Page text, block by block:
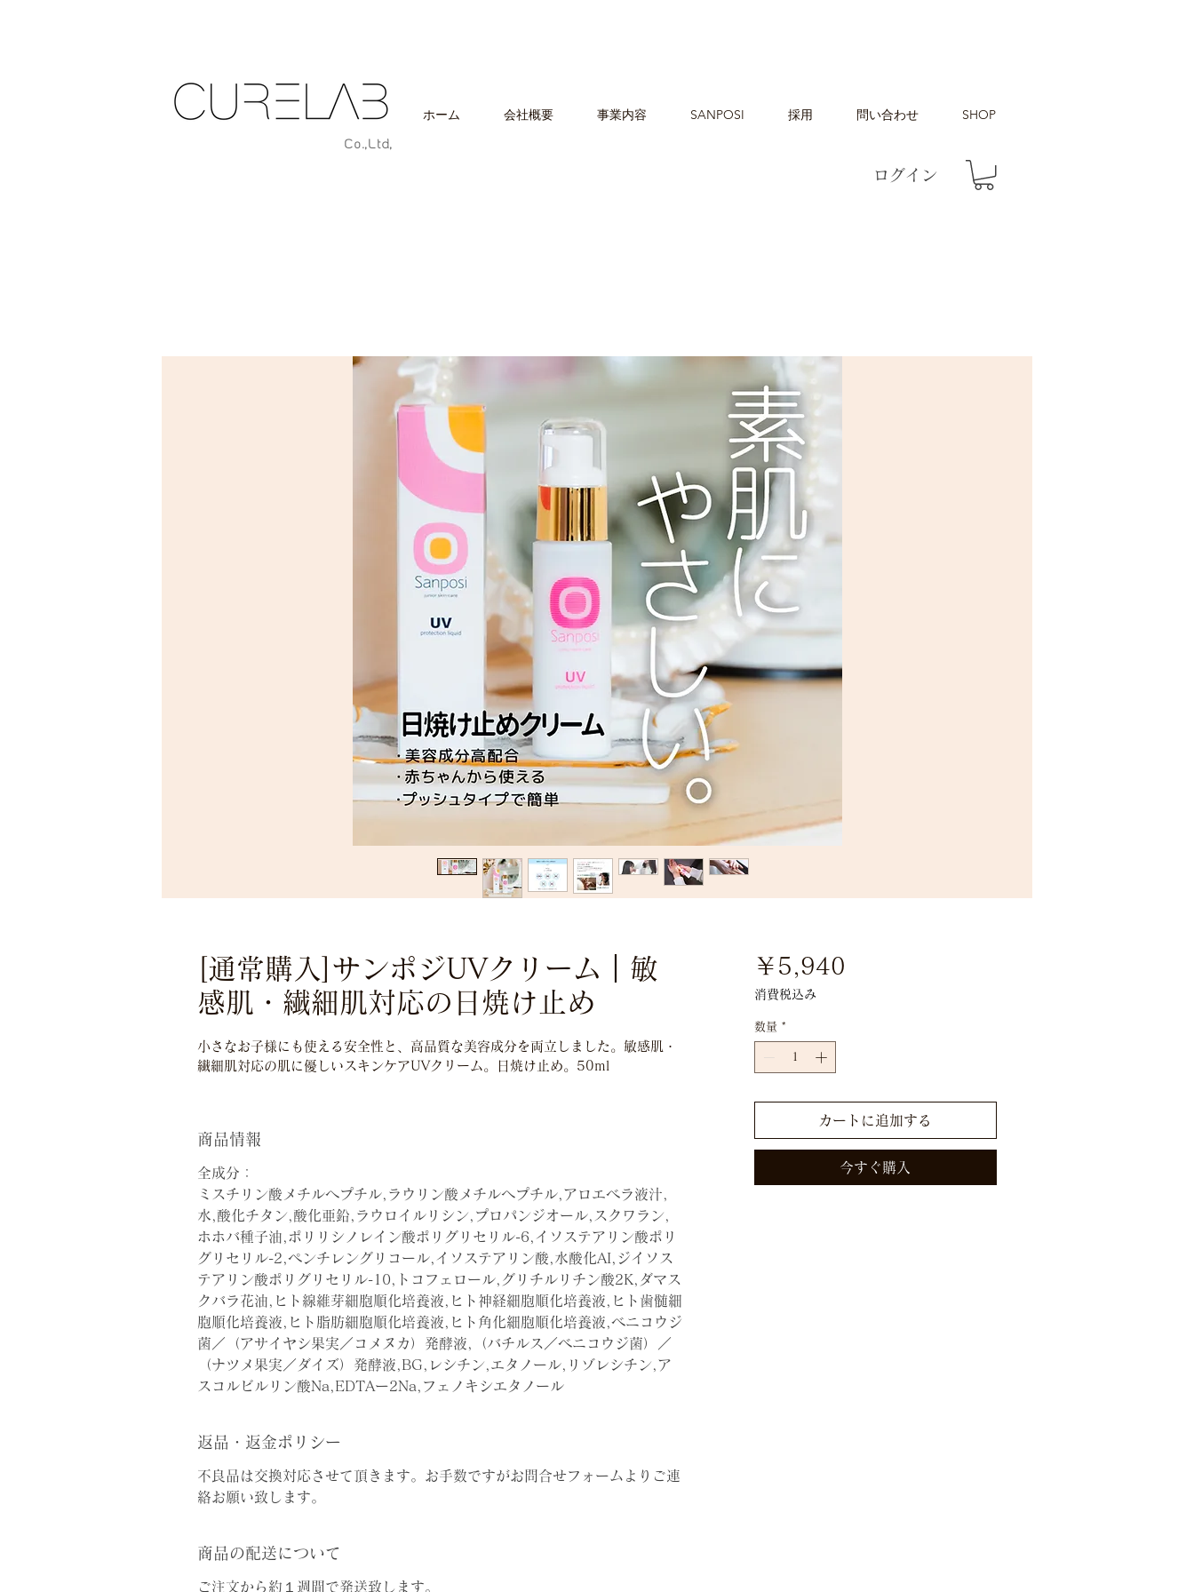
Co.,Ltd,
ホーム 会社概要 事業内容 SANPOSI 採用 問い合わせ SHOP
ログイン
[通常購入]サンポジUVクリーム｜敏
感肌・繊細肌対応の日焼け止め
小さなお子様にも使える安全性と、高品質な美容成分を両立しました。敏感肌・
繊細肌対応の肌に優しいスキンケアUVクリーム。日焼け止め。50ml
商品情報
全成分：
ミスチリン酸メチルヘプチル,ラウリン酸メチルへプチル,アロエベラ液汁,
水,酸化チタン,酸化亜鉛,ラウロイルリシン,プロパンジオール,スクワラン,
ホホバ種子油,ポリリシノレイン酸ポリグリセリル-6,イソステアリン酸ポリ
グリセリル-2,ペンチレングリコール,イソステアリン酸,水酸化AI,ジイソス
テアリン酸ポリグリセリル-10,トコフェロール,グリチルリチン酸2K,ダマス
クバラ花油,ヒト線維芽細胞順化培養液,ヒト神経細胞順化培養液,ヒト歯髄細
胞順化培養液,ヒト脂肪細胞順化培養液,ヒト角化細胞順化培養液,ベニコウジ
菌／（アサイヤシ果実／コメヌカ）発酵液,（バチルス／ベニコウジ菌）／
（ナツメ果実／ダイズ）発酵液,BG,レシチン,エタノール,リゾレシチン,ア
スコルビルリン酸Na,EDTAー2Na,フェノキシエタノール
返品・返金ポリシー
不良品は交換対応させて頂きます。お手数ですがお問合せフォームよりご連
絡お願い致します。
商品の配送について
ご注文から約１週間で発送致します。
￥5,940
消費税込み
数量 *
カートに追加する
今すぐ購入